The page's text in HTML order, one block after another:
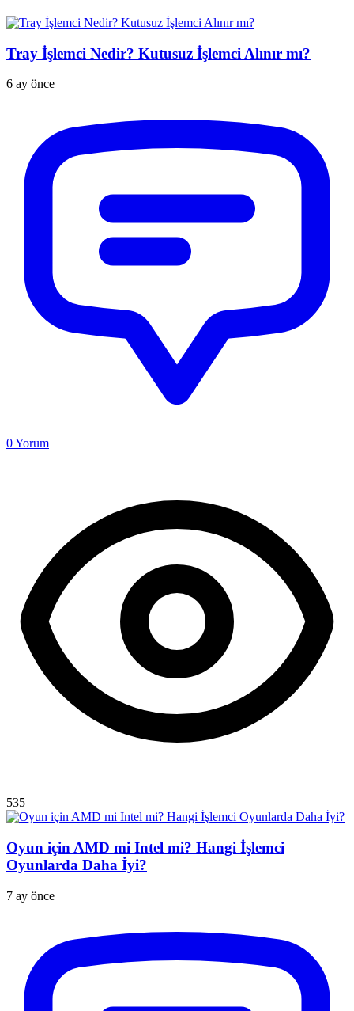
Tray İşlemci Nedir? Kutusuz İşlemci Alınır mı?
6 ay önce
0Yorum
535
Oyun için AMD mi Intel mi? Hangi İşlemci
Oyunlarda Daha İyi?
7 ay önce